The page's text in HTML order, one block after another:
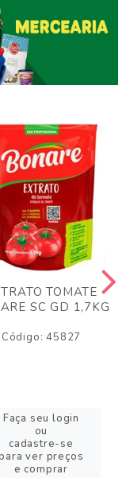
TOMATE
SC GD 1,7KG
Código: 45827
Faça seu login
ou
cadastre-se
ver preços
e comprar